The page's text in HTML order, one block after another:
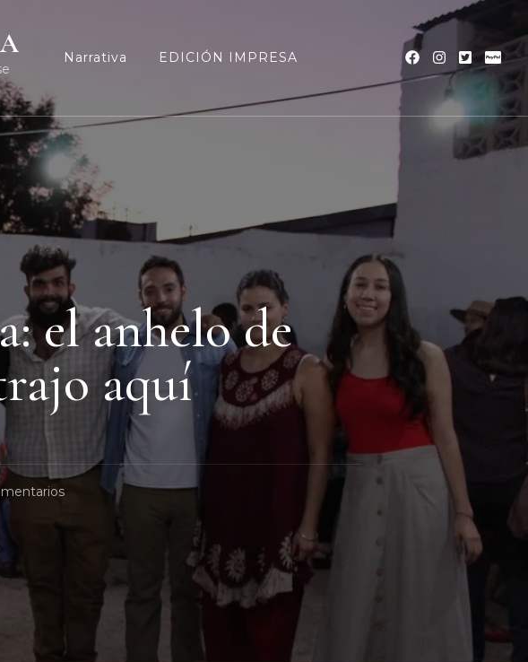
Narrativa EDICIÓN IMPRESA
el anhelo de
aquí
En
Anhelo